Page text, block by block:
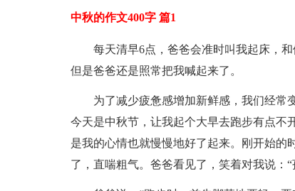
中秋的作文400字 篇1
每天清早6点，爸爸会准时叫我起床，
但是爸爸还是照常把我喊起来了。
为了减少疲惫感增加新鲜感，我们经常
今天是中秋节，让我起个大早去跑步有点不
是我的心情也就慢慢地好了起来。刚开始的
了，直喘粗气。爸爸看见了，笑着对我说：